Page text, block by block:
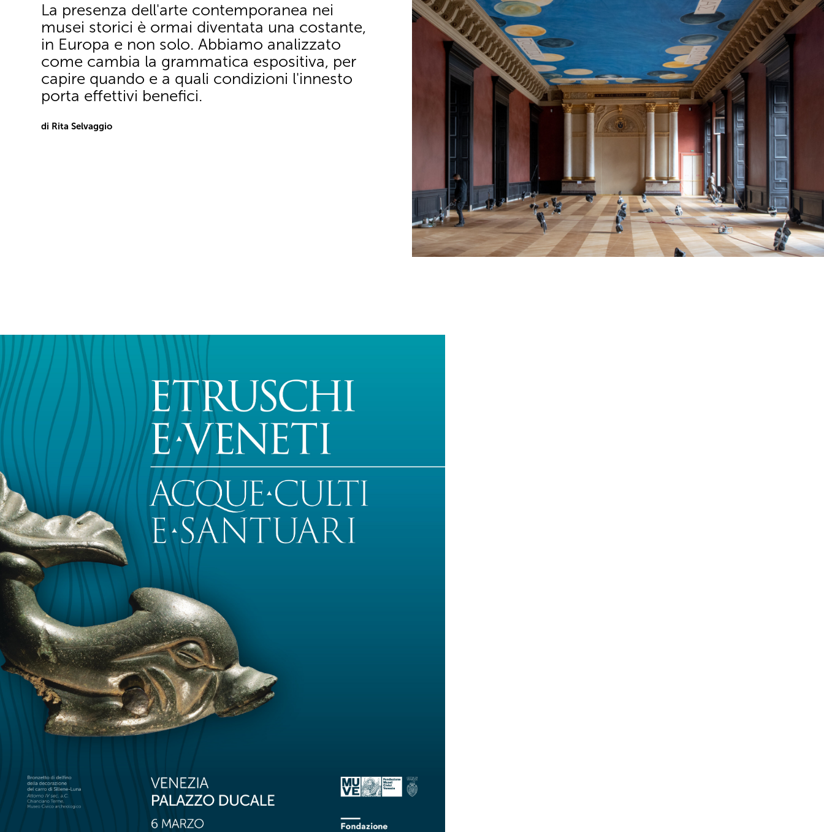
La presenza dell'arte contemporanea nei
musei storici è ormai diventata una costante,
in Europa e non solo. Abbiamo analizzato
come cambia la grammatica espositiva, per
capire quando e a quali condizioni l'innesto
porta effettivi benefici.
di Rita Selvaggio